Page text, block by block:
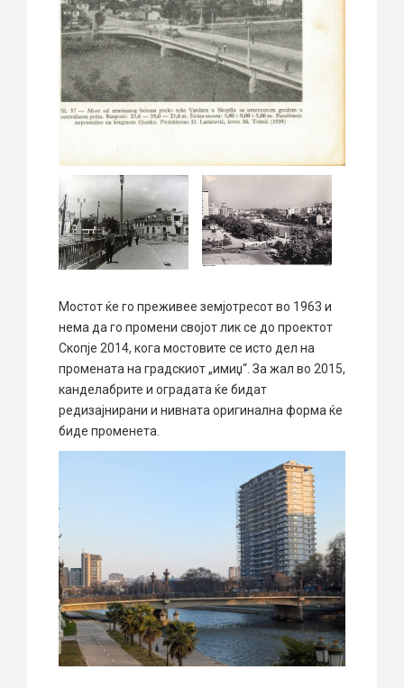
Мостот ќе го преживее земјотресот во 1963 и
нема да го промени својот лик се до проектот
Скопје 2014, кога мостовите се исто дел на
промената на градскиот „имиџ“. За жал во 2015,
канделабрите и оградата ќе бидат
редизајнирани и нивната оригинална форма ќе
биде променета.